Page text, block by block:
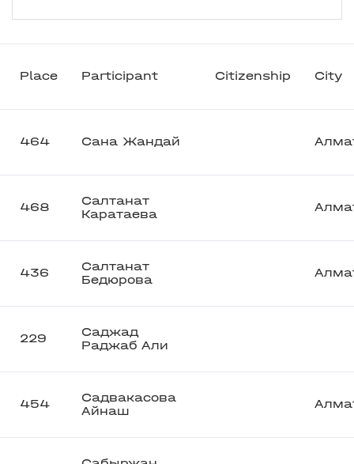
Place Participant Citizenship City
464 Сана Жандай
468
Салтанат
Каратаева
436
Салтанат
Бедюрова
229
Саджад
Раджаб Али
454
Садвакасова
Айнаш